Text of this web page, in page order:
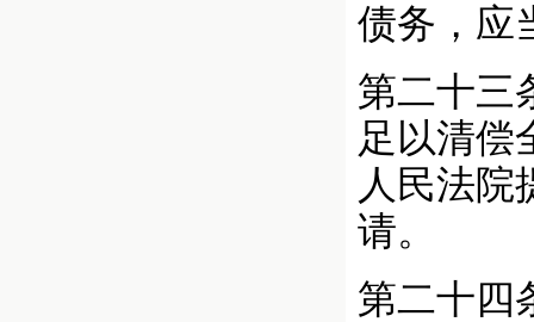
债务，应
第二十三
足以清偿
人民法院
请。
第二十四